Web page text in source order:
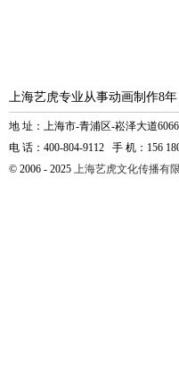
上海艺虎专业从事动画制作8
地 址：上海市-青浦区-崧泽大道
电 话：400-804-9112 手 机：156
© 2006 - 2025 上海艺虎文化传播有